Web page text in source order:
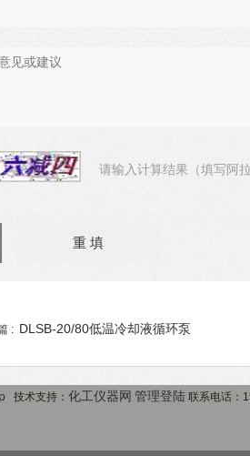
请输入计算结果（填写阿
: DLSB-20/80低温冷却液循环泵
技术支持： 化工仪器网 管理登陆 联系电话：